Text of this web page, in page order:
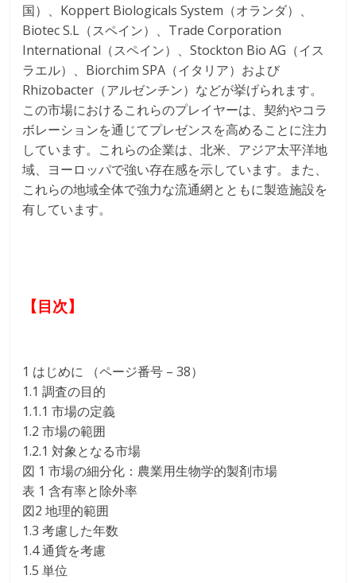
国）、Koppert Biologicals System（オランダ）、
Biotec S.L（スペイン）、Trade Corporation
International（スペイン）、Stockton Bio AG（イス
ラエル）、Biorchim SPA（イタリア）および
Rhizobacter（アルゼンチン）などが挙げられます。
この市場におけるこれらのプレイヤーは、契約やコラ
ボレーションを通じてプレゼンスを高めることに注力
しています。これらの企業は、北米、アジア太平洋地
域、ヨーロッパで強い存在感を示しています。また、
これらの地域全体で強力な流通網とともに製造施設を
有しています。
【目次】
1 はじめに （ページ番号 – 38）
1.1 調査の目的
1.1.1 市場の定義
1.2 市場の範囲
1.2.1 対象となる市場
図 1 市場の細分化：農業用生物学的製剤市場
表 1 含有率と除外率
図2 地理的範囲
1.3 考慮した年数
1.4 通貨を考慮
1.5 単位